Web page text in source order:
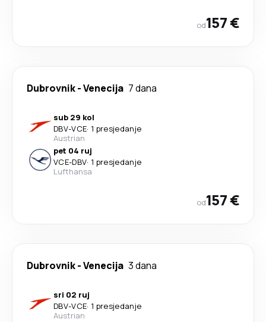
od157 €
Dubrovnik-Venecija 7 dana
sub 29 kol
DBV-VCE· 1 presjedanje
Austrian
pet 04 ruj
VCE-DBV· 1 presjedanje
Lufthansa
od157 €
Dubrovnik-Venecija 3 dana
sri 02 ruj
DBV-VCE· 1 presjedanje
Austrian